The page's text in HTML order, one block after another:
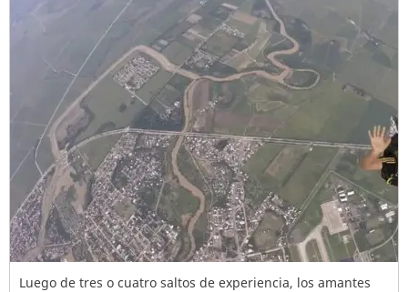
Luego de tres o cuatro saltos de experiencia, los amantes